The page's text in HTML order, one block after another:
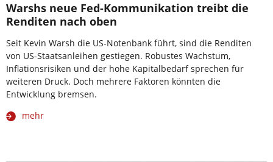
Warshs neue Fed-Kommunikation treibt die
Renditen nach oben
Seit Kevin Warsh die US-Notenbank führt, sind die Renditen
von US-Staatsanleihen gestiegen. Robustes Wachstum,
Inflationsrisiken und der hohe Kapitalbedarf sprechen für
weiteren Druck. Doch mehrere Faktoren könnten die
Entwicklung bremsen.
mehr